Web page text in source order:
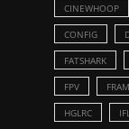
CINEWHOOP
CONFIG
FATSHARK
FPV
HGLRC